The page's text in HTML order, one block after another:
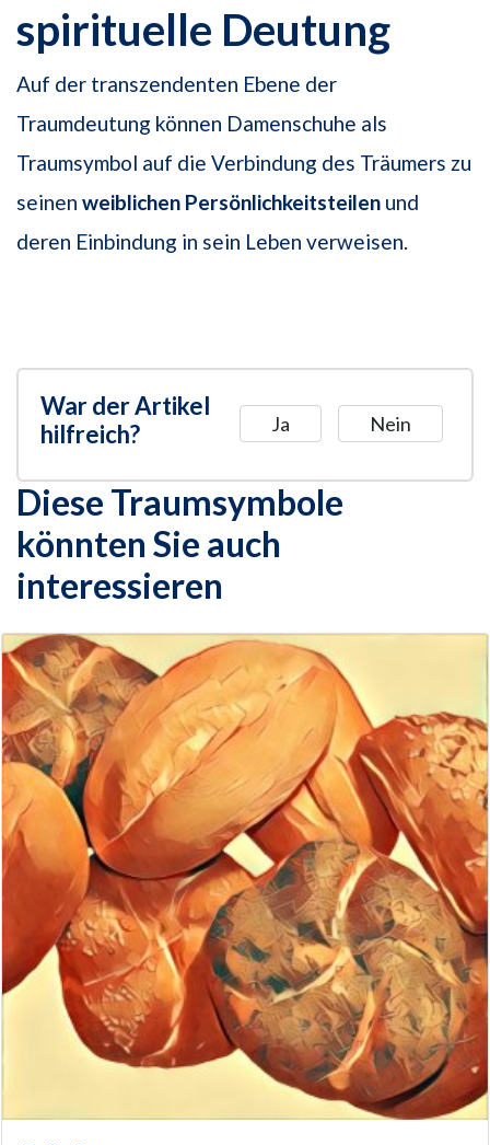
spirituelle Deutung
Auf der transzendenten Ebene der
Traumdeutung können Damenschuhe als
Traumsymbol auf die Verbindung des Träumers zu
seinen weiblichen Persönlichkeitsteilen und
deren Einbindung in sein Leben verweisen.
War der Artikel
hilfreich?
Ja Nein
Diese Traumsymbole
könnten Sie auch
interessieren